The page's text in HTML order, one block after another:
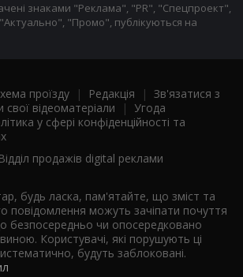
знаками "Реклама", "PR", "Спецпроект",
"Промо", публікуються на
проїзду | Редакція | Зв'язатися з
свої відеоматеріали | Угода
у сфері конфіденційності та
Відділ продажів digital реклами
будь ласка, пам'ятайте, що зміст та
повідомлення можуть зачіпати почуття
безпосередньо чи опосередковано
Користувачі, які порушують ці
будуть заблоковані.